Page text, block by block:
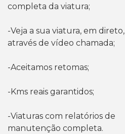
completa da viatura;
-Veja a sua viatura, em direto,
através de vídeo chamada;
-Aceitamos retomas;
-Kms reais garantidos;
-Viaturas com relatórios de
manutenção completa.